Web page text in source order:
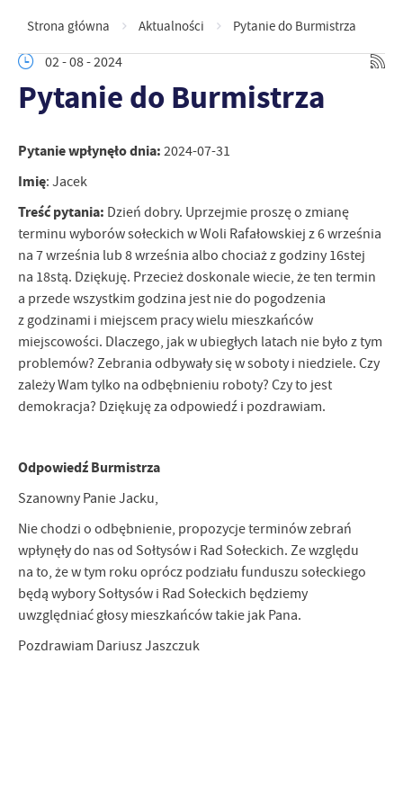
Strona główna Aktualności
Pytanie do Burmistrza
02 - 08 - 2024
Pytanie do Burmistrza
Pytanie wpłynęło dnia: 2024-07-31
Imię: Jacek
Treść pytania: Dzień dobry. Uprzejmie proszę o zmianę
terminu wyborów sołeckich w Woli Rafałowskiej z 6 września
na 7 września lub 8 września albo chociaż z godziny 16stej
na 18stą. Dziękuję. Przecież doskonale wiecie, że ten termin
a przede wszystkim godzina jest nie do pogodzenia
z godzinami i miejscem pracy wielu mieszkańców
miejscowości. Dlaczego, jak w ubiegłych latach nie było z tym
problemów? Zebrania odbywały się w soboty i niedziele. Czy
zależy Wam tylko na odbębnieniu roboty? Czy to jest
demokracja? Dziękuję za odpowiedź i pozdrawiam.
Odpowiedź Burmistrza
Szanowny Panie Jacku,
Nie chodzi o odbębnienie, propozycje terminów zebrań
wpłynęły do nas od Sołtysów i Rad Sołeckich. Ze względu
na to, że w tym roku oprócz podziału funduszu sołeckiego
będą wybory Sołtysów i Rad Sołeckich będziemy
uwzględniać głosy mieszkańców takie jak Pana.
Pozdrawiam Dariusz Jaszczuk